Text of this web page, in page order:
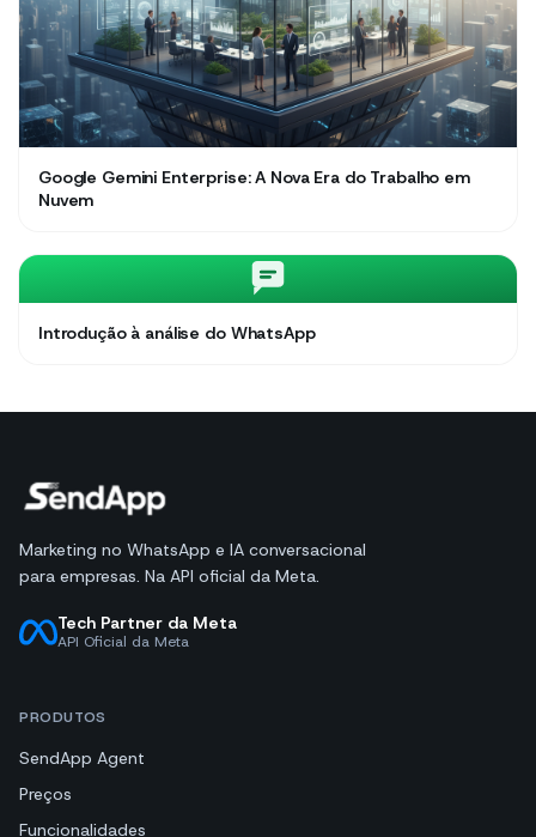
Google Gemini Enterprise: A Nova Era do Trabalho em
Nuvem
Introdução à análise do WhatsApp
Marketing no WhatsApp e IA conversacional
para empresas. Na API oficial da Meta.
Tech Partner da Meta
API Oficial da Meta
PRODUTOS
SendApp Agent
Preços
Funcionalidades